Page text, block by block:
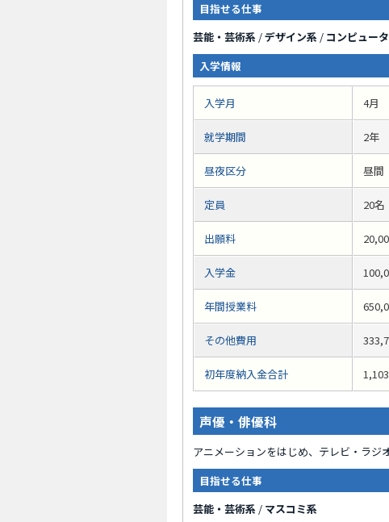
目指せる仕事
芸能・芸術系 /デザイン系 / コンピュー
入学情報
入学月 4月
就学期間 2年
昼夜区分 昼間
定員 20名
出願料
入学金
年間授業料
その他費用
初年度納入金合計
声優・俳優科
アニメーションをはじめ、テレビ・ラジ
目指せる仕事
芸能・芸術系 / マスコミ系